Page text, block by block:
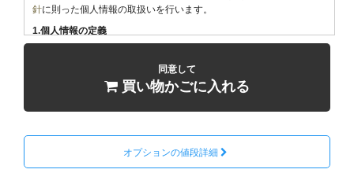
針に則った個人情報の取扱いを行います。
1.個人情報の定義
「個人情報」とは、生存する個人に関する情報であって、当該情報に
ことができるもの、及び他の情報と容易に照合することができ、それ
により特定の個人を識別することができることとなるものをいいま
当ショップでは商品のご購入、お問合せをされた際にお客様の個人情
報を収集することがございます。
収集するにあたっては利用目的を明記の上、適法かつ公正な手段によ
同意して
買い物かごに入れる
オプションの値段詳細